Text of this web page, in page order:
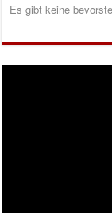
Es gibt keine